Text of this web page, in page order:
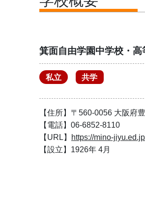
箕面自由学園中学校・高
私立 共学
【住所】〒560-0056 大阪府
【電話】06-6852-8110
【URL】
https://mino-
【設立】1926年 4月